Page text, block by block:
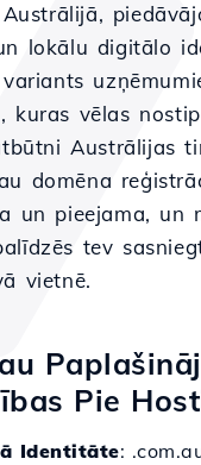
lokālu digitālo
kuras vēlas
Austrālijas
domēna
un pieejama, un
tev
vietnē.
Pie
Identitāte: